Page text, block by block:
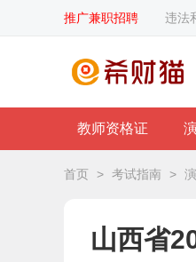
推广兼职招聘 违法
教师资格证
首页 > 考试指南 >
山西省